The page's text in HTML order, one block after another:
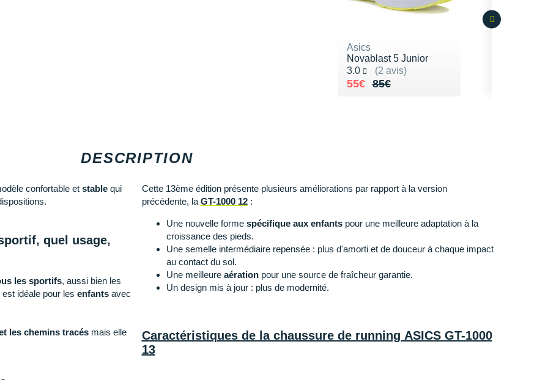
DESCRIPTION
confortable et stable qui
quel usage,
les sportifs, aussi bien les
idéale pour les enfants avec
les chemins tracés mais elle
Cette 13ème édition présente plusieurs améliorations par rapport à la version
précédente, la GT-1000 12:
Une nouvelle forme spécifique aux enfantspour une meilleure adaptation à la
croissance des pieds.
Une semelle intermédiaire repensée : plus d'amorti et de douceur à chaque impact
au contact du sol.
Une meilleure aérationpour une source de fraîcheur garantie.
Un design mis à jour : plus de modernité.
Caractéristiques de la chaussure de running ASICS GT-1000
13
Asics
Novablast 5 Junior
3.0
(2 avis)
Noté 3.0 sur 5
85€
Au lieu de 85€
55€
Vendu 55€